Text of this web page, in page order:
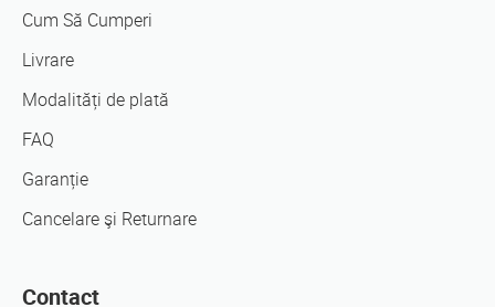
Cum Să Cumperi
Livrare
Modalități de plată
FAQ
Garanție
Cancelare şi Returnare
Contact